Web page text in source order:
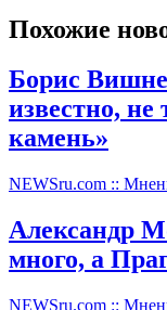
Похожие
Борис
известно, не
камень»
NEWSru.com ::
Александр
много, а
NEWSru.com ::